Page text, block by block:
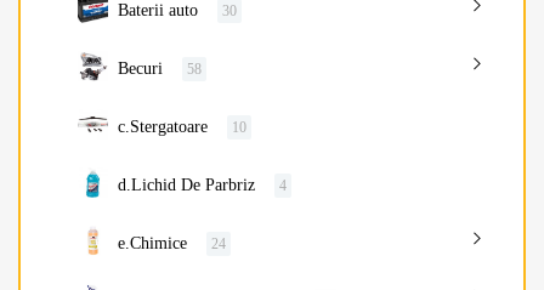
Baterii auto 30
Becuri 58
c.Stergatoare 10
d.Lichid De Parbriz 4
e.Chimice 24